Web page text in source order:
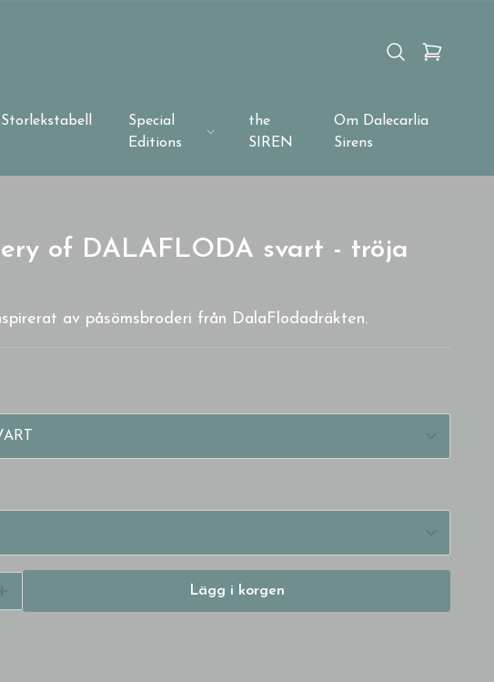
Storlekstabell
Special
Editions
the
SIREN
Om Dalecarlia
Sirens
of DALAFLODA svart - tröja
av påsömsbroderi från DalaFlodadräkten.
Lägg i korgen